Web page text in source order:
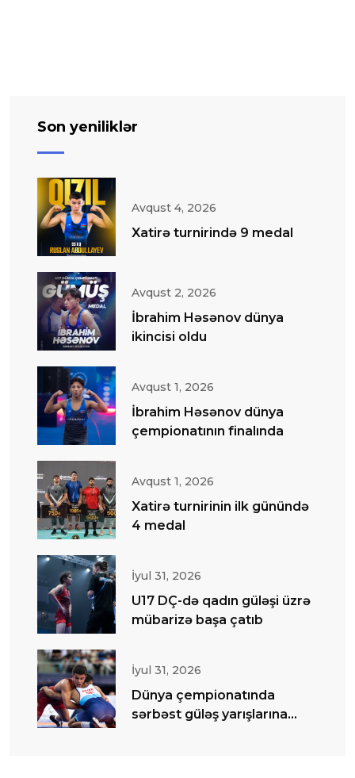
Son yeniliklər
Avqust 4, 2026
Xatirə turnirində 9 medal
Avqust 2, 2026
İbrahim Həsənov dünya
ikincisi oldu
Avqust 1, 2026
İbrahim Həsənov dünya
çempionatının finalında
Avqust 1, 2026
Xatirə turnirinin ilk günündə
4 medal
İyul 31, 2026
U17 DÇ-də qadın güləşi üzrə
mübarizə başa çatıb
İyul 31, 2026
Dünya çempionatında
sərbəst güləş yarışlarına